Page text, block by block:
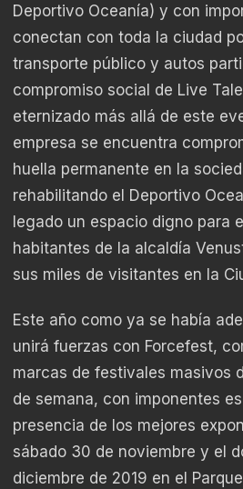
Deportivo Oceanía) y con
conectan con toda la ciudad
transporte público y autos
compromiso social de Live
eternizado más allá de este
empresa se encuentra
huella permanente en la
rehabilitando el Deportivo
legado un espacio digno para
habitantes de la alcaldía
sus miles de visitantes en la
Este año como ya se había
unirá fuerzas con Forcefest,
marcas de festivales masivos
de semana, con imponentes
presencia de los mejores
sábado 30 de noviembre y el
diciembre de 2019 en el